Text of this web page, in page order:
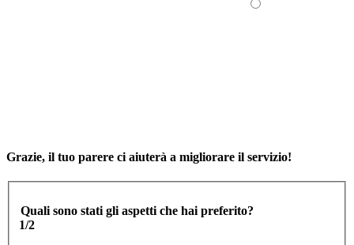
Grazie, il tuo parere ci aiuterà a migliorare il servizio!
Quali sono stati gli aspetti che hai preferito?
1/2